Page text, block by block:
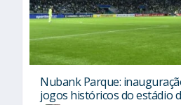
Nubank Parque:
jogos históricos do estádio